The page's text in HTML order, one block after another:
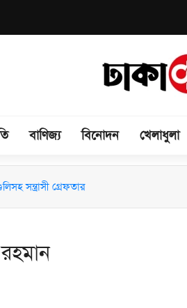
বাণিজ্য বিনোদন খেলাধুলা
সন্ত্রাসী গ্রেফতার
সভা অনুষ্ঠিত